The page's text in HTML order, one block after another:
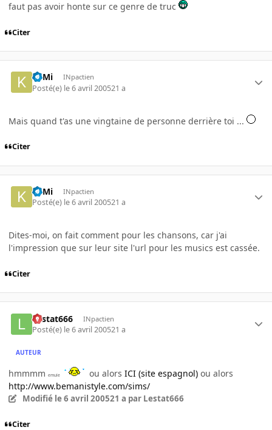
faut pas avoir honte sur ce genre de truc
Citer
KilMi INpactien
Posté(e) le 6 avril 200521 a
Mais quand t'as une vingtaine de personne derrière toi ...
Citer
KilMi INpactien
Posté(e) le 6 avril 200521 a
Dites-moi, on fait comment pour les chansons, car j'ai
l'impression que sur leur site l'url pour les musics est cassée.
Citer
Lestat666 INpactien
Posté(e) le 6 avril 200521 a
AUTEUR
hmmmm emule ou alors ICI (site espagnol) ou alors
http://www.bemanistyle.com/sims/
Modifié le 6 avril 200521 a par Lestat666
Citer